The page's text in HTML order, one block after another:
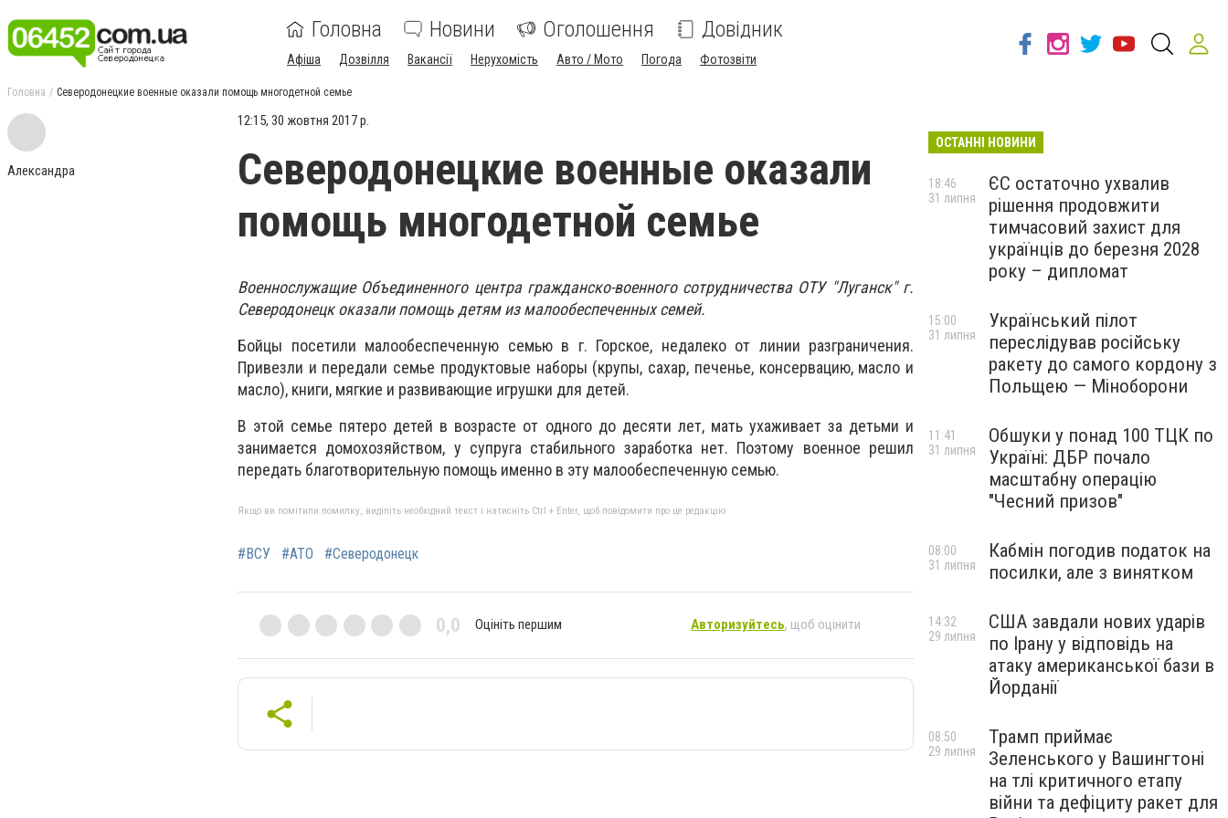
Головна Новини Оголошення Довідник
Афіша Дозвілля Вакансії Нерухомість Авто / Мото Погода Фотозвіти
Головна Северодонецкие военные оказали помощь многодетной семье
Александра
12:15, 30 жовтня 2017 р.
Северодонецкие военные оказали
помощь многодетной семье
Военнослужащие Объединенного центра гражданско-военного сотрудничества ОТУ "Луганск" г.
Северодонецк оказали помощь детям из малообеспеченных семей.
Бойцы посетили малообеспеченную семью в г. Горское, недалеко от линии разграничения.
Привезли и передали семье продуктовые наборы (крупы, сахар, печенье, консервацию, масло и
масло), книги, мягкие и развивающие игрушки для детей.
В этой семье пятеро детей в возрасте от одного до десяти лет, мать ухаживает за детьми и
занимается домохозяйством, у супруга стабильного заработка нет. Поэтому военное решил
передать благотворительную помощь именно в эту малообеспеченную семью.
Якщо ви помітили помилку, виділіть необхідний текст і натисніть Ctrl + Enter, щоб повідомити про це редакцію
#ВСУ #АТО #Северодонецк
0,0 Оцініть першим Авторизуйтесь, щоб оцінити
ОСТАННІ НОВИНИ
ЄС остаточно ухвалив
рішення продовжити
тимчасовий захист для
українців до березня 2028
року – дипломат
18:46
31 липня
Український пілот
переслідував російську
ракету до самого кордону з
Польщею — Міноборони
15:00
31 липня
Обшуки у понад 100 ТЦК по
Україні: ДБР почало
масштабну операцію
"Чесний призов"
11:41
31 липня
Кабмін погодив податок на
посилки, але з винятком
08:00
31 липня
США завдали нових ударів
по Ірану у відповідь на
атаку американської бази в
Йорданії
14:32
29 липня
Трамп приймає
Зеленського у Вашингтоні
на тлі критичного етапу
війни та дефіциту ракет для
08:50
29 липня